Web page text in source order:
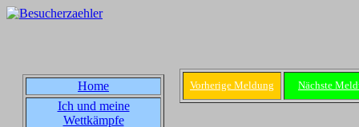
Home
Ich und meine
Wettkämpfe
Vorherige Meldung Nächste